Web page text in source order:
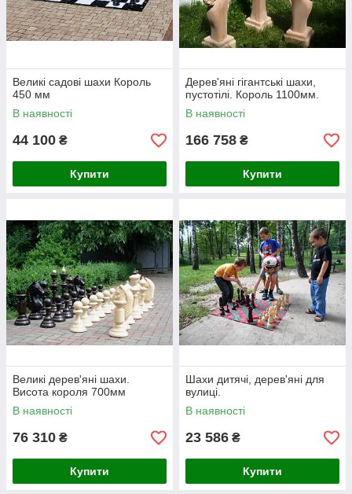
Великі садові шахи Король
450 мм
В наявності
44 100 ₴
Купити
Дерев'яні гігантські шахи,
пустотілі. Король 1100мм.
В наявності
166 758 ₴
Купити
Великі дерев'яні шахи.
Висота короля 700мм
В наявності
76 310 ₴
Купити
Шахи дитячі, дерев'яні для
вулиці.
В наявності
23 586 ₴
Купити